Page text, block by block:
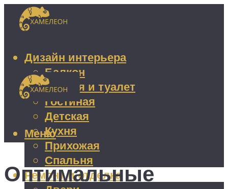
Дизайн интерьера
Балкон
Ванная и туалет
Гостиная
Детская
Кухня
Прихожая
Спальня
Ремонт и отделка
Меню
Оптимальные